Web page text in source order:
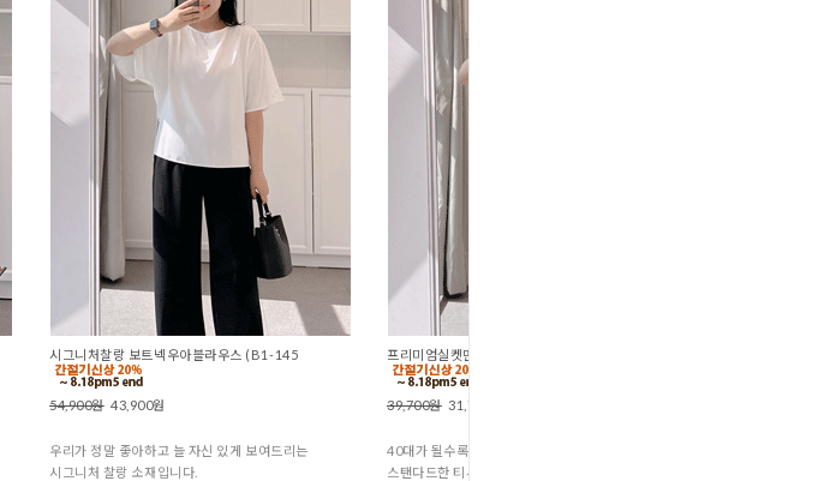
시그니처찰랑 보트넥우아블라우스 (B1-145
54,900원43,900원
우리가 정말 좋아하고 늘 자신 있게 보여드리는
시그니처 찰랑 소재입니다.
프리미엄실켓면 반듯한블라우스티 (T1-245
39,700원31,700원
40대가 될수록 원단 퀄리티가
스탠다드한 티셔츠의 한 끗을 결정하는데,